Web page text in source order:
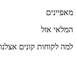
אזל
לקוחות קונים אצלנו: